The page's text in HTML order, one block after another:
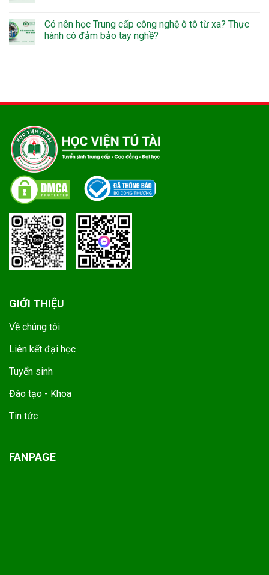
Có nên học Trung cấp công nghệ ô tô từ xa? Thực
hành có đảm bảo tay nghề?
GIỚI THIỆU
Về chúng tôi
Liên kết đại học
Tuyển sinh
Đào tạo - Khoa
Tin tức
FANPAGE